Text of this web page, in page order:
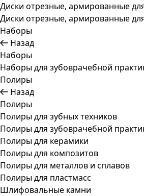
Диски отрезные, армированные
Диски отрезные, армированные
Наборы
Назад
Наборы
Наборы для зубоврачебной
Полиры
Назад
Полиры
Полиры для зубных техников
Полиры для зубоврачебной
Полиры для керамики
Полиры для композитов
Полиры для металлов и сплавов
Полиры для пластмасс
Шлифовальные камни